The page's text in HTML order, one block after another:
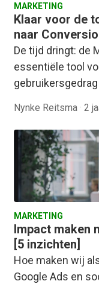
MARKETING
Klaar voor de
naar
De tijd dringt: de
essentiële tool
Nynke Reitsma · 2
MARKETING
Impact maken
[5 inzichten]
Hoe maken wij
Google Ads en